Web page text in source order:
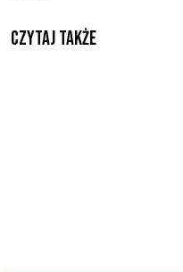
Czytaj także